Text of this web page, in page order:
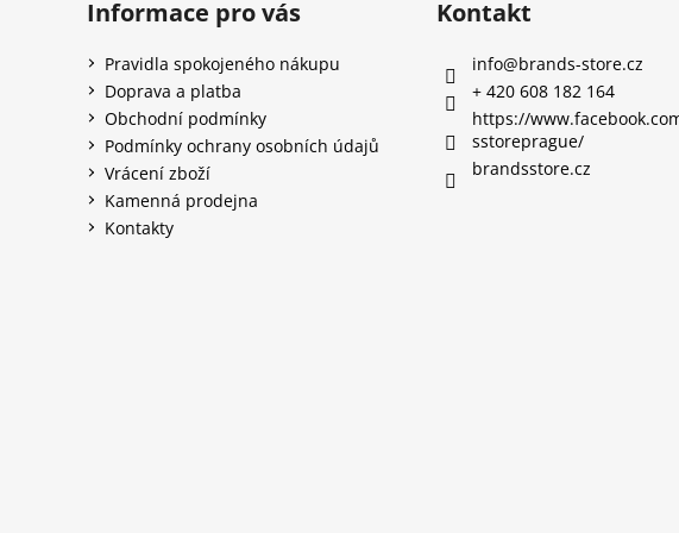
Informace pro vás
Pravidla spokojeného nákupu
Doprava a platba
Obchodní podmínky
Podmínky ochrany osobních údajů
Vrácení zboží
Kamenná prodejna
Kontakty
Kontakt
info@brands-store.cz
+ 420 608 182 164
https://
sstoreprague/
brandsstore.cz